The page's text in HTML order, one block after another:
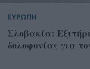
ΕΥΡΩΠΗ
Σλοβακία:
δολοφονίας για